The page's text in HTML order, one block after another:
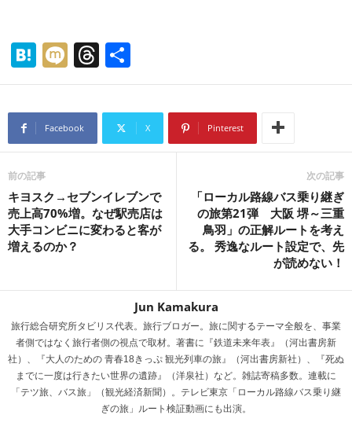
H
at
e
n
a
M
ixi
T
hr
e
d
有
Facebook X Pinterest
前の記事
キヨスク→セブンイレブンで
売上高70%増。なぜ駅売店は
大手コンビニに変わると客が
増えるのか？
次の記事
「ローカル路線バス乗り継ぎ
の旅第21弾 大阪 堺～三重
鳥羽」の正解ルートを考え
る。 秀逸なルート設定で、先
が読めない！
Jun Kamakura
旅行総合研究所タビリス代表。旅行ブロガー。旅に関するテーマ全般を、事業
者側ではなく旅行者側の視点で取材。著書に『鉄道未来年表』（河出書房新
社）、『大人のための 青春18きっぷ 観光列車の旅』（河出書房新社）、『死ぬ
までに一度は行きたい世界の遺跡』（洋泉社）など。雑誌寄稿多数。連載に
「テツ旅、バス旅」（観光経済新聞）。テレビ東京「ローカル路線バス乗り継
ぎの旅」ルート検証動画にも出演。